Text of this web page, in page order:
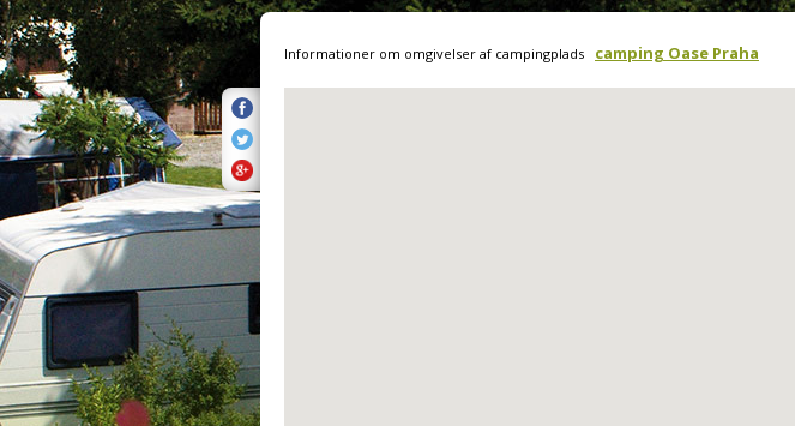
Informationer om omgivelser af campingplads camping Oase Praha